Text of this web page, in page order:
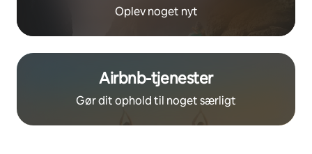
Oplev noget nyt
Airbnb-tjenester
Gør dit ophold til noget særligt